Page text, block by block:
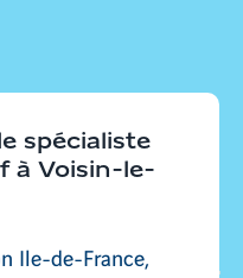
spécialiste
à Voisin-le-
Ile-de-France,